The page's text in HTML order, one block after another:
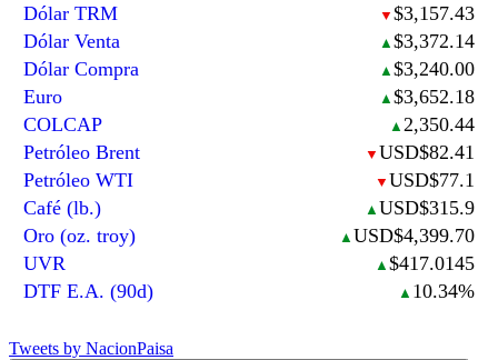
Dólar TRM ▼ $3,157.43
Dólar Venta
▲ $3,372.14
Dólar Compra
▲ $3,240.00
Euro
▲ $3,652.18
COLCAP
▲ 2,350.44
Petróleo Brent
▼ USD$82.41
Petróleo WTI
▼ USD$77.1
Café (lb.)
▲ USD$315.9
Oro (oz. troy)
▲ USD$4,399.70
UVR
▲ $417.0145
DTF E.A. (90d)
▲ 10.34%
Tweets by NacionPaisa